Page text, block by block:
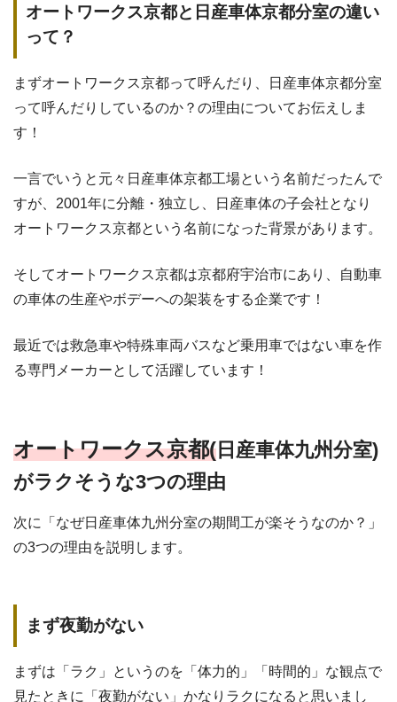
オートワークス京都と日産車体京都分室の違い
って？
まずオートワークス京都って呼んだり、日産車体京都分室
って呼んだりしているのか？の理由についてお伝えしま
す！
一言でいうと元々日産車体京都工場という名前だったんで
すが、2001年に分離・独立し、日産車体の子会社となり
オートワークス京都という名前になった背景があります。
そしてオートワークス京都は京都府宇治市にあり、自動車
の車体の生産やボデーへの架装をする企業です！
最近では救急車や特殊車両バスなど乗用車ではない車を作
る専門メーカーとして活躍しています！
オートワークス京都( 日産車体九州分室)
がラクそうな3つの理由
次に「なぜ日産車体九州分室の期間工が楽そうなのか？」
の3つの理由を説明します。
まず夜勤がない
まずは「ラク」というのを「体力的」「時間的」な観点で
見たときに「夜勤がない」かなりラクになると思いまし